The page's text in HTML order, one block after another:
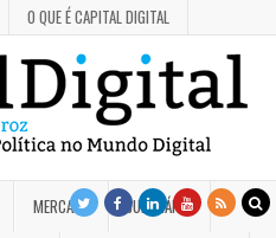
O QUE É CAPITAL DIGITAL
MERCADO JUDICIÁRIO